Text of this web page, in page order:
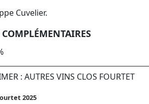
Cuvelier.
: AUTRES VINS CLOS FOURTET
2025